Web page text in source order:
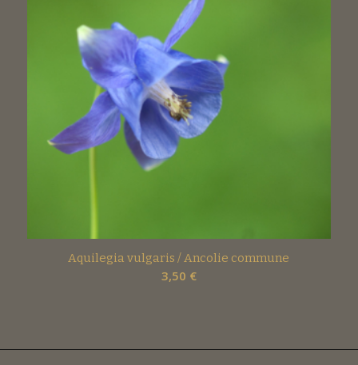
Aquilegia vulgaris / Ancolie commune
3,50 €